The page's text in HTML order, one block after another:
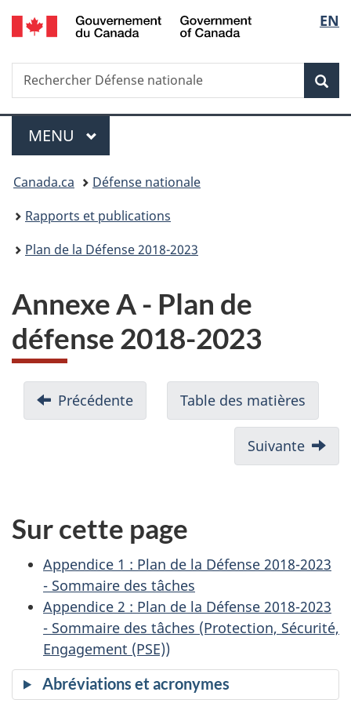
Passer
au
principal
Passer
à
Au
du
Passer
à
version
simplifiée
de
la
EN
Recherche
Rechercher
Défense
Menu
MENU PRINCIPAL
Vous
êtes
ici :
Canada.ca
Défense nationale
Rapports et publications
Plan de la Défense 2018-2023
Annexe A - Plan de
défense 2018-2023
N
a
g
a
t
o
Précédente
:
Conclusion
Table des matières
Suivante :
Sur cette page
Appendice 1 : Plan de la Défense 2018-2023
- Sommaire des tâches
Appendice 2 : Plan de la Défense 2018-2023
- Sommaire des tâches (Protection, Sécurité,
Engagement (PSE))
Abréviations et acronymes